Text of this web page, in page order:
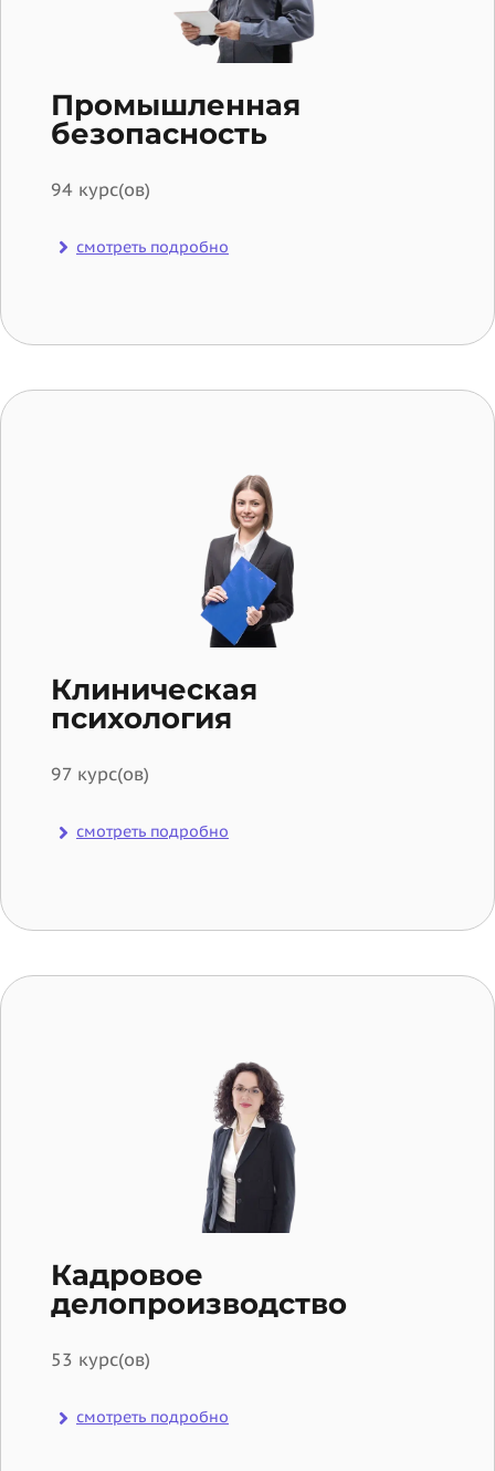
Промышленная
безопасность
94 курс(ов)
смотреть подробно
Клиническая
психология
97 курс(ов)
смотреть подробно
Кадровое
делопроизводство
53 курс(ов)
смотреть подробно